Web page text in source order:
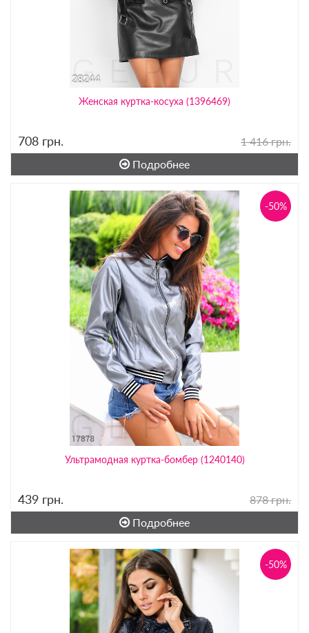
Женская куртка-косуха (1396469)
708 грн.
1 416 грн.
Подробнее
Ультрамодная куртка-бомбер (1240140)
-50%
439 грн.
878 грн.
Подробнее
-50%